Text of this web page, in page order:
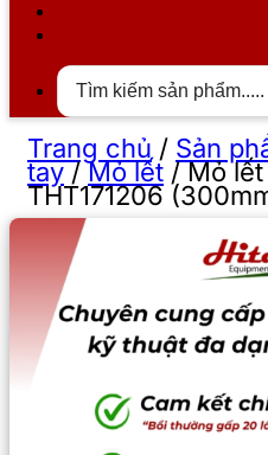
Trang chủ / Sản
tay/Mỏ lết /Mỏ lết
THT171206